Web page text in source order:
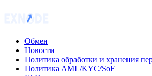
Обмен
Новости
Политика обработки и хранения
Политика AML/KYC/SoF